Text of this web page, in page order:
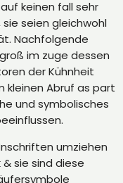
keinen fall sehr
seien gleichwohl
Nachfolgende
im zuge dessen
der Kühnheit
kleinen Abruf as part
und symbolisches
umziehen
& sie sind diese